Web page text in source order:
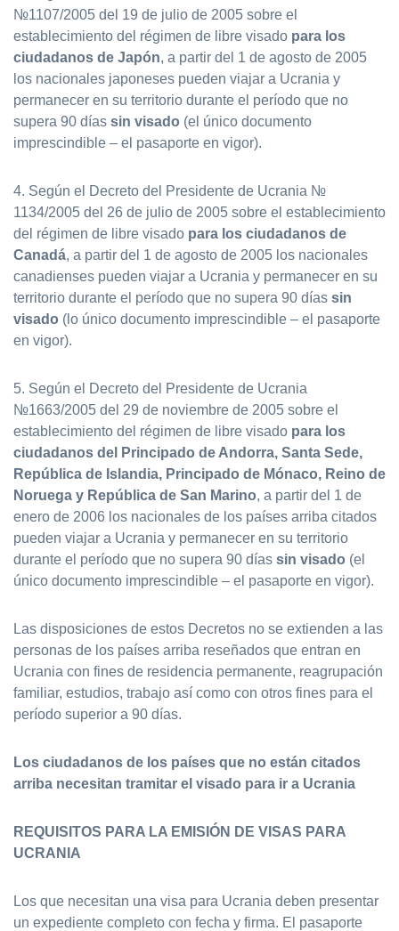
№1107/2005 del 19 de julio de 2005 sobre el
establecimiento del régimen de libre visado para los
ciudadanos de Japón, a partir del 1 de agosto de 2005
los nacionales japoneses pueden viajar a Ucrania y
permanecer en su territorio durante el período que no
supera 90 días sin visado (el único documento
imprescindible – el pasaporte en vigor).
4. Según el Decreto del Presidente de Ucrania №
1134/2005 del 26 de julio de 2005 sobre el establecimiento
del régimen de libre visado para los ciudadanos de
Canadá, a partir del 1 de agosto de 2005 los nacionales
canadienses pueden viajar a Ucrania y permanecer en su
territorio durante el período que no supera 90 días sin
visado (lo único documento imprescindible – el pasaporte
en vigor).
5. Según el Decreto del Presidente de Ucrania
№1663/2005 del 29 de noviembre de 2005 sobre el
establecimiento del régimen de libre visado para los
ciudadanos del Principado de Andorra, Santa Sede,
República de Islandia, Principado de Mónaco, Reino de
Noruega y República de San Marino, a partir del 1 de
enero de 2006 los nacionales de los países arriba citados
pueden viajar a Ucrania y permanecer en su territorio
durante el período que no supera 90 días sin visado (el
único documento imprescindible – el pasaporte en vigor).
Las disposiciones de estos Decretos no se extienden a las
personas de los países arriba reseñados que entran en
Ucrania con fines de residencia permanente, reagrupación
familiar, estudios, trabajo así como con otros fines para el
período superior a 90 días.
Los ciudadanos de los países que no están citados
arriba necesitan tramitar el visado para ir a Ucrania
REQUISITOS PARA LA EMISIÓN DE VISAS PARA
UCRANIA
Los que necesitan una visa para Ucrania deben presentar
un expediente completo con fecha y firma. El pasaporte